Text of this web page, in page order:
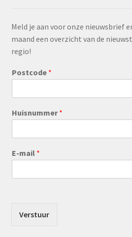
Meld je aan voor onze nieuwsbrief
maand een overzicht van de
regio!
Postcode *
Huisnummer*
E-mail *
Verstuur